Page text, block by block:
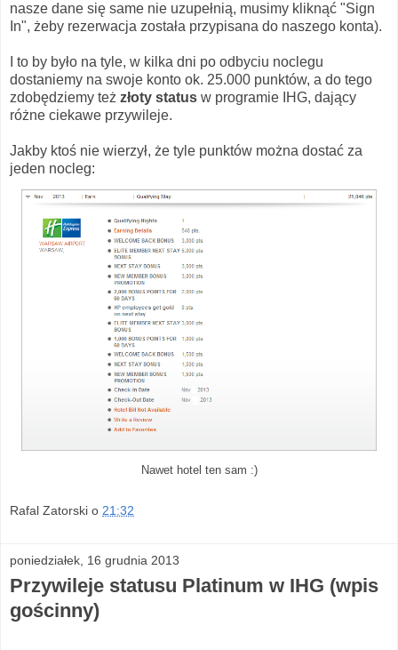
nasze dane się same nie uzupełnią, musimy kliknąć "Sign
In", żeby rezerwacja została przypisana do naszego konta).
I to by było na tyle, w kilka dni po odbyciu noclegu
dostaniemy na swoje konto ok. 25.000 punktów, a do tego
zdobędziemy też złoty status w programie IHG, dający
różne ciekawe przywileje.
Jakby ktoś nie wierzył, że tyle punktów można dostać za
jeden nocleg:
Nawet hotel ten sam :)
Rafal Zatorski o 21:32
poniedziałek, 16 grudnia 2013
Przywileje statusu Platinum w IHG (wpis
gościnny)